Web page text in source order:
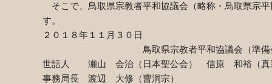
そこで、鳥取県宗教者平和協議会（略称・鳥取県宗
す。
２０１８年１１月３０日
鳥取県宗教者平和協議会（準備
世話人 瀬山 会治（日本聖公会） 信原 和裕（
事務局長 渡辺 大修（曹洞宗）